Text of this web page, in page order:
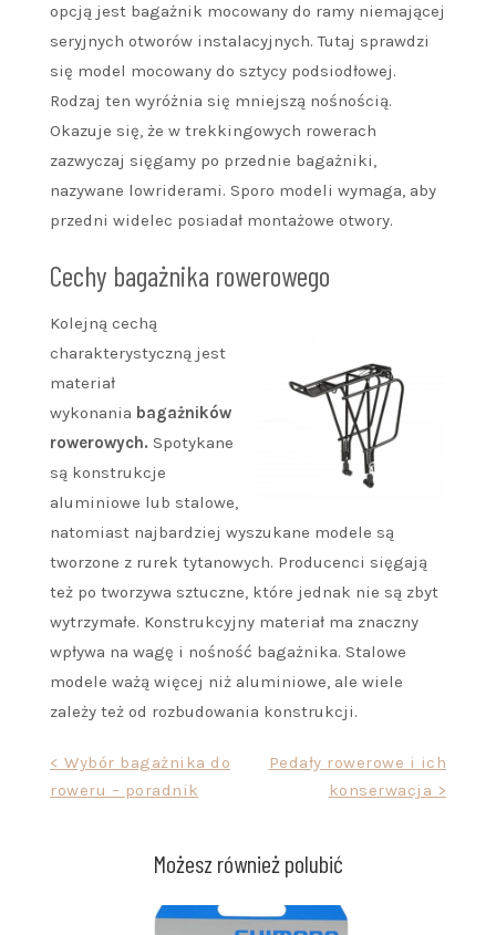
opcją jest bagażnik mocowany do ramy niemającej
seryjnych otworów instalacyjnych. Tutaj sprawdzi
się model mocowany do sztycy podsiodłowej.
Rodzaj ten wyróżnia się mniejszą nośnością.
Okazuje się, że w trekkingowych rowerach
zazwyczaj sięgamy po przednie bagażniki,
nazywane lowriderami. Sporo modeli wymaga, aby
przedni widelec posiadał montażowe otwory.
Cechy bagażnika rowerowego
Kolejną cechą
charakterystyczną jest
materiał
wykonania bagażników
rowerowych. Spotykane
są konstrukcje
aluminiowe lub stalowe,
natomiast najbardziej wyszukane modele są
tworzone z rurek tytanowych. Producenci sięgają
też po tworzywa sztuczne, które jednak nie są zbyt
wytrzymałe. Konstrukcyjny materiał ma znaczny
wpływa na wagę i nośność bagażnika. Stalowe
modele ważą więcej niż aluminiowe, ale wiele
zależy też od rozbudowania konstrukcji.
Nawigacja
wpisu
< Wybór bagażnika do
roweru – poradnik
Pedały rowerowe i ich
konserwacja >
Możesz również polubić